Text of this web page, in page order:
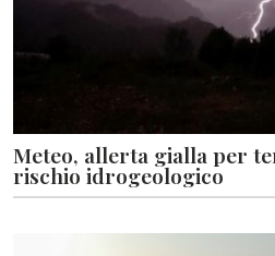
Meteo, allerta gialla per
rischio idrogeologico